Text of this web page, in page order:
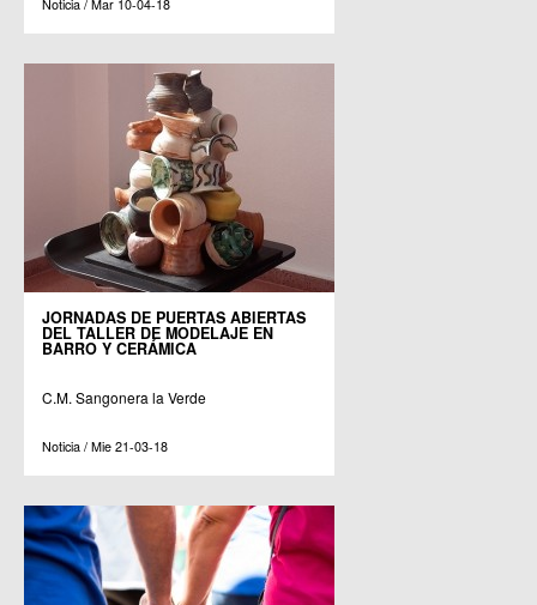
Noticia / Mar 10-04-18
JORNADAS DE PUERTAS ABIERTAS
DEL TALLER DE MODELAJE EN
BARRO Y CERÁMICA
C.M. Sangonera la Verde
Noticia / Mie 21-03-18